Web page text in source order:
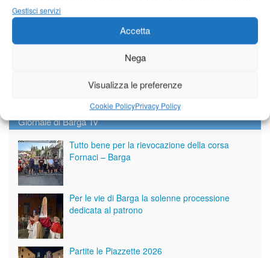
Gestisci servizi
Accetta
Nega
Visualizza le preferenze
Cookie PolicyPrivacy Policy
Giornale di Barga Tv
Tutto bene per la rievocazione della corsa
Fornaci – Barga
Per le vie di Barga la solenne processione
dedicata al patrono
Partite le Piazzette 2026